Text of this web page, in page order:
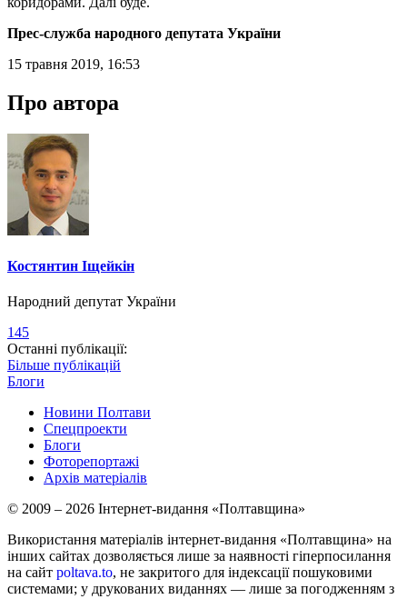
Прес-служба народного депутата України
15 травня 2019, 16:53
Про автора
Костянтин Іщейкін
Народний депутат України
145
Останні публікації:
Більше публікацій
Блоги
Новини Полтави
Спецпроекти
Блоги
Фоторепортажі
Архів матеріалів
© 2009 – 2026 Інтернет-видання «Полтавщина»
Використання матеріалів інтернет-видання «Полтавщина» на
інших сайтах дозволяється лише за наявності гіперпосилання
на сайт poltava.to, не закритого для індексації пошуковими
системами; у друкованих виданнях — лише за погодженням з